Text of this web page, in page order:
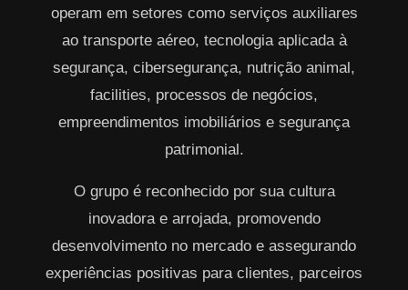
operam em setores como serviços auxiliares
ao transporte aéreo, tecnologia aplicada à
segurança, cibersegurança, nutrição animal,
facilities, processos de negócios,
empreendimentos imobiliários e segurança
patrimonial.
O grupo é reconhecido por sua cultura
inovadora e arrojada, promovendo
desenvolvimento no mercado e assegurando
experiências positivas para clientes, parceiros